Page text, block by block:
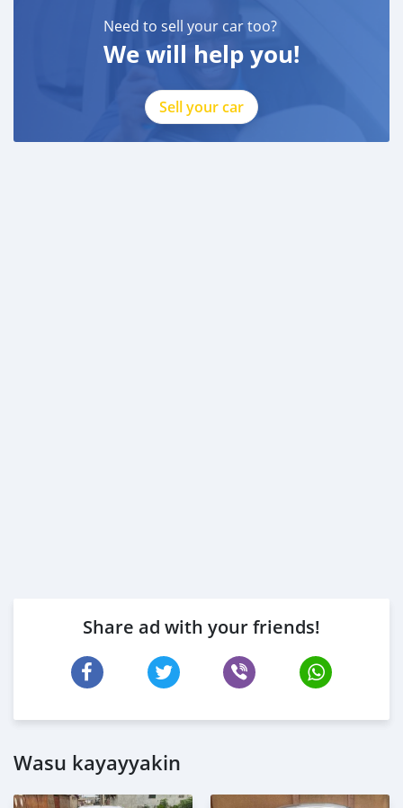
Need to sell your car too?
We will help you!
Sell your car
Share ad with your friends!
Wasu kayayyakin